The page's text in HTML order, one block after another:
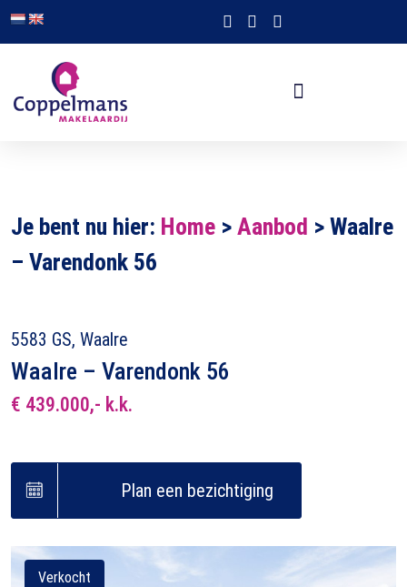
Je bent nu hier: Home > Aanbod > Waalre
– Varendonk 56
5583 GS, Waalre
Waalre – Varendonk 56
€ 439.000,- k.k.
Plan een bezichtiging
Verkocht